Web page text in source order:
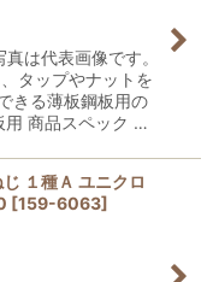
は代表画像です。
タップやナットを
きる薄板鋼板用の
用 商品スペック …
１種Ａ ユニクロ
[159-6063]